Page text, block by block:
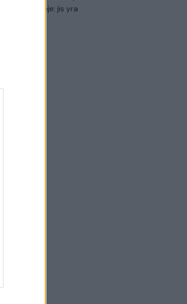
politikoje: jis yra
diena